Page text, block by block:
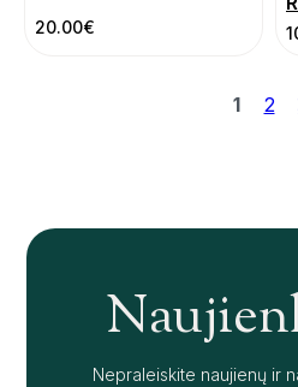
20.00€
1 2
Nepraleiskite naujienų ir